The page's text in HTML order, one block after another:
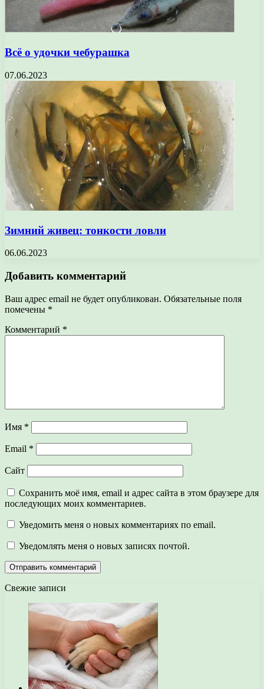
Всё о удочки чебурашка
07.06.2023
Зимний живец: тонкости ловли
06.06.2023
Добавить комментарий
Ваш адрес email не будет опубликован. Обязательные поля
помечены *
Комментарий *
Имя *
Email *
Сайт
Сохранить моё имя, email и адрес сайта в этом браузере для
последующих моих комментариев.
Уведомить меня о новых комментариях по email.
Уведомлять меня о новых записях почтой.
Свежие записи